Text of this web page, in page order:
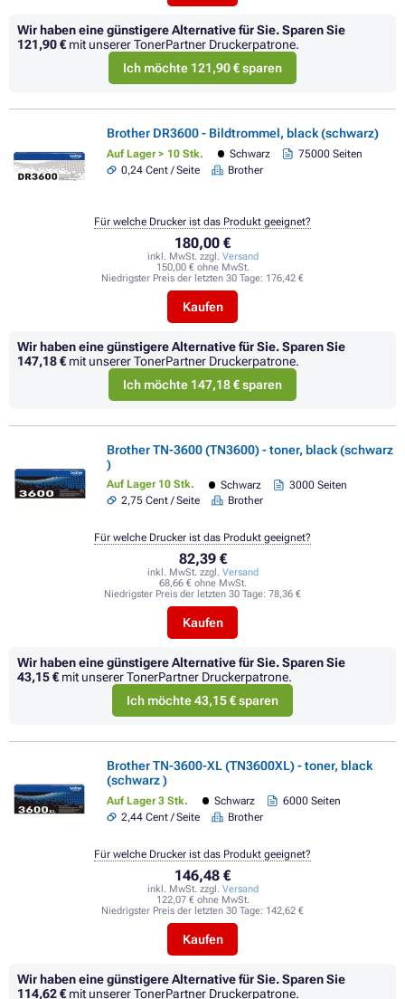
Wir haben eine günstigere Alternative für Sie.Sparen Sie
121,90 € mit unserer TonerPartner Druckerpatrone.
Ich möchte 121,90 € sparen
Brother DR3600 - Bildtrommel, black (schwarz)
Auf Lager > 10 Stk. Schwarz
75000 Seiten
0,24 Cent / Seite
Brother
180,00 €
inkl. MwSt. zzgl. Versand
150,00 € ohne MwSt.
Niedrigster Preis der letzten 30 Tage: 176,42 €
Kaufen
Für welche Drucker ist das Produkt geeignet?
Wir haben eine günstigere Alternative für Sie.Sparen Sie
147,18 € mit unserer TonerPartner Druckerpatrone.
Ich möchte 147,18 € sparen
Brother TN-3600 (TN3600) - toner, black (schwarz
)
Auf Lager 10 Stk. Schwarz
3000 Seiten
2,75 Cent / Seite
Brother
82,39 €
inkl. MwSt. zzgl. Versand
68,66 € ohne MwSt.
Niedrigster Preis der letzten 30 Tage: 78,36 €
Kaufen
Für welche Drucker ist das Produkt geeignet?
Wir haben eine günstigere Alternative für Sie.Sparen Sie
43,15 € mit unserer TonerPartner Druckerpatrone.
Ich möchte 43,15 € sparen
Brother TN-3600-XL (TN3600XL) - toner, black
(schwarz )
Auf Lager 3 Stk. Schwarz
6000 Seiten
2,44 Cent / Seite
Brother
146,48 €
inkl. MwSt. zzgl. Versand
122,07 € ohne MwSt.
Niedrigster Preis der letzten 30 Tage: 142,62 €
Kaufen
Für welche Drucker ist das Produkt geeignet?
Wir haben eine günstigere Alternative für Sie.Sparen Sie
114,62 € mit unserer TonerPartner Druckerpatrone.